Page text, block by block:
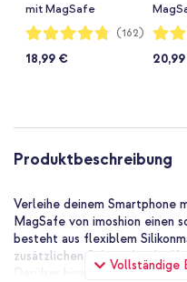
mit MagSafe
Samsung Galaxy
Bewertung:
95%
(162)
18,99 €
S25
99%
Produktbeschreibung
Vollständige
Verleihe deinem Smartphone
MagSafe von imoshion einen
besteht aus flexiblem
zusätzlichen Schutz für die
Darüber hinaus ist die Hülle